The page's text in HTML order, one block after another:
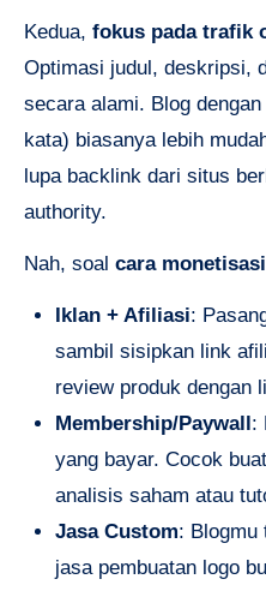
Kedua, fokus pada trafik
Optimasi judul, deskripsi,
secara alami. Blog
kata) biasanya lebih
lupa backlink dari situs
authority.
Nah, soal cara monetisasi
Iklan + Afiliasi:
sambil sisipkan link
review produk dengan
Membership/Paywall :
yang bayar. Cocok
analisis saham atau
Jasa Custom: Blogmu
jasa pembuatan logo